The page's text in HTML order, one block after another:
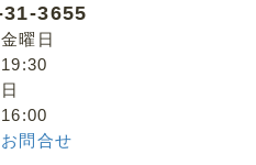
3655
曜日
問合せ